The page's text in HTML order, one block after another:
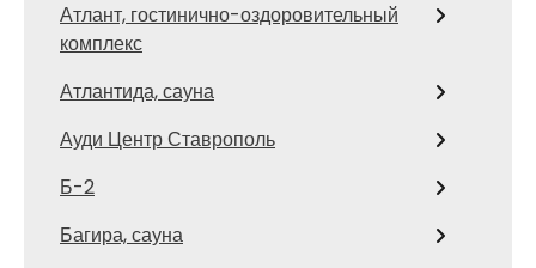
Атлант, гостинично-оздоровительный
комплекс
Атлантида, сауна
Ауди Центр Ставрополь
Б-2
Багира, сауна